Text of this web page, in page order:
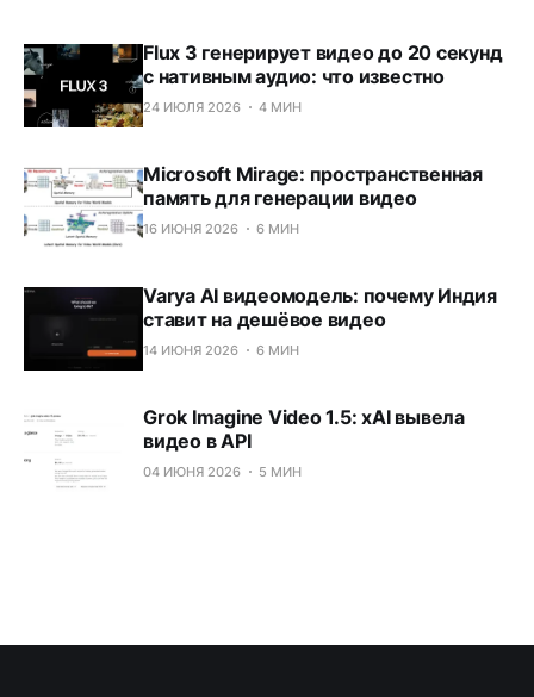
Flux 3 генерирует видео до 20 секунд
с нативным аудио: что известно
24 ИЮЛЯ 2026 4 МИН
Microsoft Mirage: пространственная
память для генерации видео
16 ИЮНЯ 2026 6 МИН
Varya AI видеомодель: почему Индия
ставит на дешёвое видео
14 ИЮНЯ 2026 6 МИН
Grok Imagine Video 1.5: xAI вывела
видео в API
04 ИЮНЯ 2026 5 МИН